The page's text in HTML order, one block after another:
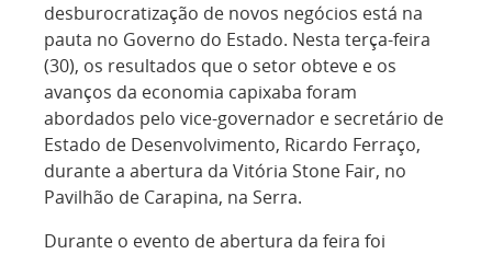
desburocratização de novos negócios está na
pauta no Governo do Estado. Nesta terça-feira
(30), os resultados que o setor obteve e os
avanços da economia capixaba foram
abordados pelo vice-governador e secretário de
Estado de Desenvolvimento, Ricardo Ferraço,
durante a abertura da Vitória Stone Fair, no
Pavilhão de Carapina, na Serra.
Durante o evento de abertura da feira foi